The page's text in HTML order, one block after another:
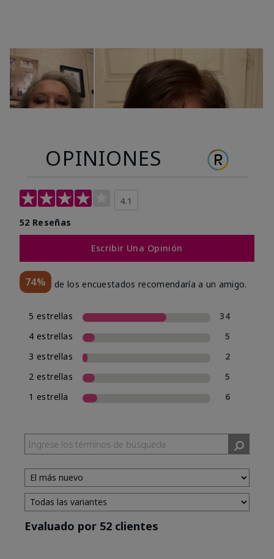
OPINIONES
4.1
52 Reseñas
Escribir Una Opinión
74% de los encuestados recomendaría a un amigo.
5 estrellas
34
4 estrellas
5
3 estrellas
2
2 estrellas
5
1 estrella
6
Evaluado por 52 clientes